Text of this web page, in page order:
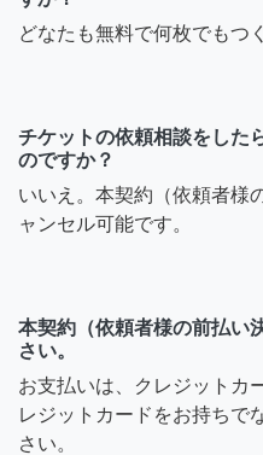
どなたも無料で何枚でもつ
チケットの依頼相談をした
のですか？
いいえ。本契約（依頼者様
ャンセル可能です。
本契約（依頼者様の前払い
さい。
お支払いは、クレジットカ
レジットカードをお持ちで
さい。